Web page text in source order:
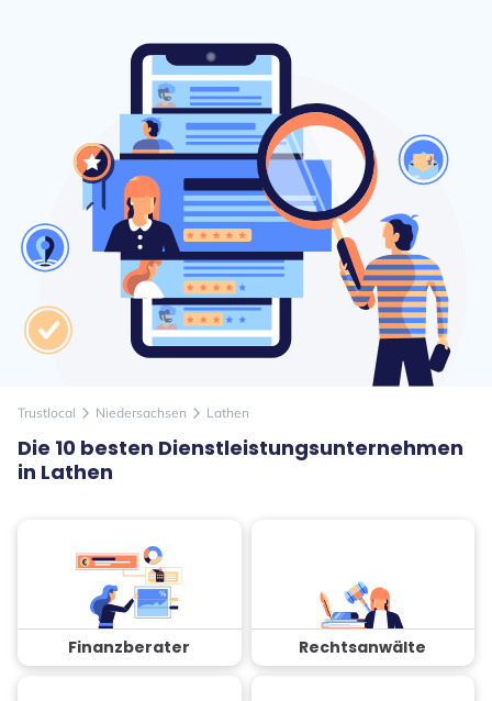
Trustlocal arrow_forward_ios Niedersachsen arrow_forward_ios Lathen
Die 10 besten Dienstleistungsunternehmen
in Lathen
Finanzberater Rechtsanwälte